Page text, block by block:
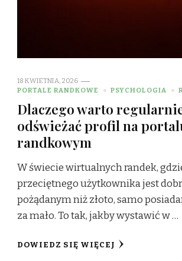
18 KWIETNIA, 2026
PORTALE RANDKOWE
PSYCHOLOGIA
Dlaczego warto
odświeżać profil na
randkowym
W świecie wirtualnych randek,
przeciętnego użytkownika jest
pożądanym niż złoto, samo
za mało. To tak, jakby wystawić w …
DOWIEDZ SIĘ WIĘCEJ